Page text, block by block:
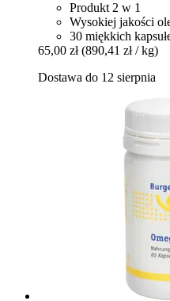
Produkt 2 w 1
Wysokiej jakości
30 miękkich
65,00 zł (890,41 zł / kg)
Dostawa do 12 sierpnia